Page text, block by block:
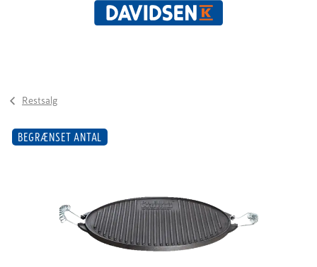
Restsalg
BEGRÆNSET ANTAL